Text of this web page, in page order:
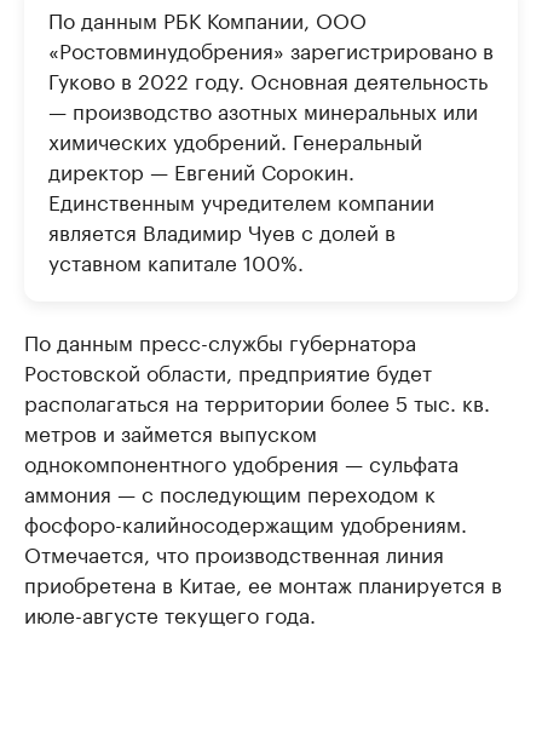
По данным РБК Компании, ООО
«Ростовминудобрения» зарегистрировано в
Гуково в 2022 году. Основная деятельность
— производство азотных минеральных или
химических удобрений. Генеральный
директор — Евгений Сорокин.
Единственным учредителем компании
является Владимир Чуев с долей в
уставном капитале 100%.
По данным пресс-службы губернатора
Ростовской области, предприятие будет
располагаться на территории более 5 тыс. кв.
метров и займется выпуском
однокомпонентного удобрения — сульфата
аммония — с последующим переходом к
фосфоро-калийносодержащим удобрениям.
Отмечается, что производственная линия
приобретена в Китае, ее монтаж планируется в
июле-августе текущего года.